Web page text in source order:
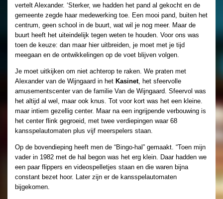
vertelt Alexander. ‘Sterker, we hadden het pand al gekocht en de
gemeente zegde haar medewerking toe. Een mooi pand, buiten het
centrum, geen school in de buurt, wat wil je nog meer. Maar de
buurt heeft het uiteindelijk tegen weten te houden. Voor ons was
toen de keuze: dan maar hier uitbreiden, je moet met je tijd
meegaan en de ontwikkelingen op de voet blijven volgen.
Je moet uitkijken om niet achterop te raken. We praten met
Alexander van de Wijngaard in het Kasinet, het sfeervolle
amusementscenter van de familie Van de Wijngaard. Sfeervol was
het altijd al wel, maar ook knus. Tot voor kort was het een kleine.
maar intiem gezellig center. Maar na een ingrijpende verbouwing is
het center flink gegroeid, met twee verdiepingen waar 68
kansspelautomaten plus vijf meerspelers staan.
Op de bovendieping heeft men de “Bingo-hal” gemaakt. “Toen mijn
vader in 1982 met de hal begon was het erg klein. Daar hadden we
een paar flippers en videospelletjes staan en die waren bijna
constant bezet hoor. Later zijn er de kansspelautomaten
bijgekomen.